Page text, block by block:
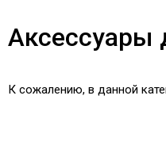
Аксессуары
К сожалению, в данной